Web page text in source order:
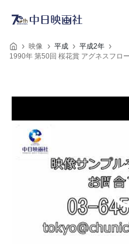
映像 平成
平成2年
1990年 第50回 桜花賞 アグネスフロ